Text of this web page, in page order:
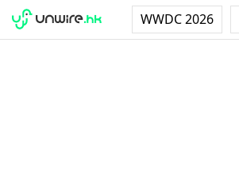
WWDC 2026